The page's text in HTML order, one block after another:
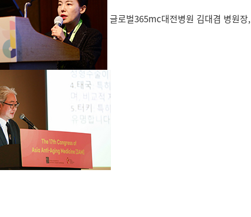
글로벌365mc대전병원 김대겸 병원장,